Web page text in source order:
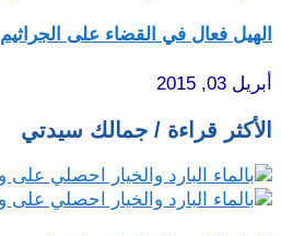
الهيل فعال في القضاء على الجراثيم
أبريل 03, 2015
الأكثر قراءة / جمالك سيدتي